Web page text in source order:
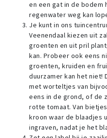
en een gat in de
regenwater weg kan
Je kunt in ons
Veenendaal kiezen uit
groenten en uit pril
kan. Probeer ook eens
groenten, kruiden en
duurzamer kan het niet!
met worteltjes van
eens in de grond, of de
rotte tomaat. Van
kroon waar de blaadjes
ingraven, nadat je het